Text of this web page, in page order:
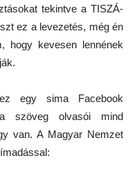
tekintve a TISZÁ-
ez a levezetés, még én
hogy kevesen lennének
egy sima Facebook
szöveg olvasói mind
van. A Magyar Nemzet